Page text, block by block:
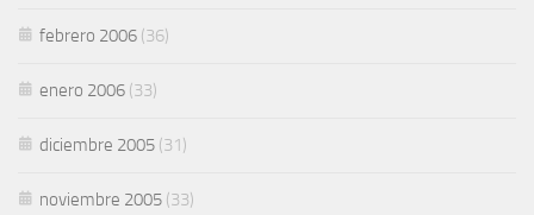
febrero 2006 (36)
enero 2006 (33)
diciembre 2005 (31)
noviembre 2005 (33)